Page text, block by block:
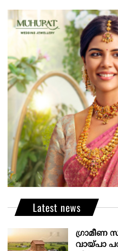
Latest news
ഗ്രാമീണ
വായ്പാ